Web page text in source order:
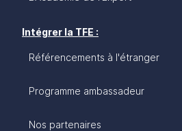
Intégrer la TFE :
Référencements à l'étranger
Programme ambassadeur
Nos partenaires